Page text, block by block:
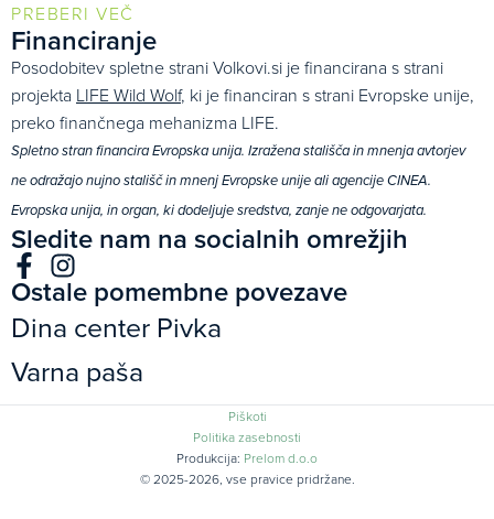
PREBERI VEČ
Financiranje
Posodobitev spletne strani Volkovi.si je financirana s strani
projekta LIFE Wild Wolf, ki je financiran s strani Evropske unije,
preko finančnega mehanizma LIFE.
Spletno stran financira Evropska unija. Izražena stališča in mnenja avtorjev
ne odražajo nujno stališč in mnenj Evropske unije ali agencije CINEA.
Evropska unija, in organ, ki dodeljuje sredstva, zanje ne odgovarjata.
Sledite nam na socialnih omrežjih
Ostale pomembne povezave
Dina center Pivka
Varna paša
© 2025-2026, vse pravice pridržane.
Produkcija: Prelom d.o.o
Politika zasebnosti
Piškoti